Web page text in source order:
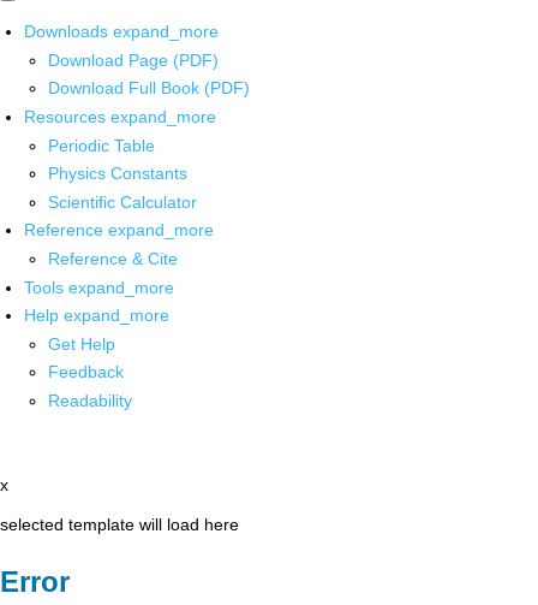
Downloads expand_more
Download Page (PDF)
Download Full Book (PDF)
Resources expand_more
Periodic Table
Physics Constants
Scientific Calculator
Reference expand_more
Reference & Cite
Tools expand_more
Help expand_more
Get Help
Feedback
Readability
x
selected template will load here
Error